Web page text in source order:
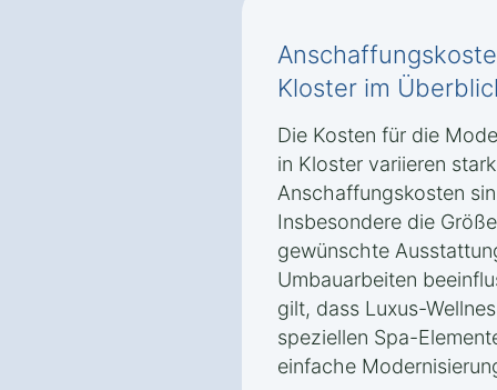
Kloster im
Die Kosten für die
in Kloster variieren
Anschaffungskosten
Insbesondere die
gewünschte
Umbauarbeiten
gilt, dass Luxus-
speziellen Spa-
einfache